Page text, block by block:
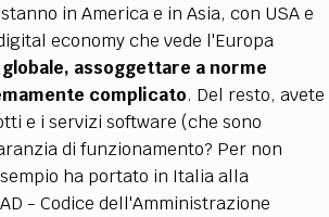
in America e in Asia, con USA e
economy che vede l'Europa
assoggettare a norme
complicato. Del resto, avete
e i servizi software (che sono
di funzionamento? Per non
ha portato in Italia alla
- Codice dell'Amministrazione